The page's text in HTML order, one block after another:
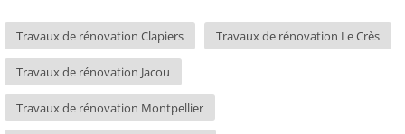
Travaux de rénovation Clapiers Travaux de rénovation Le Crès
Travaux de rénovation Jacou
Travaux de rénovation Montpellier